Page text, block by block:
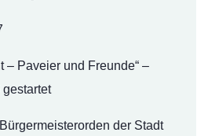
– Paveier und Freunde“ –
gestartet
der Stadt